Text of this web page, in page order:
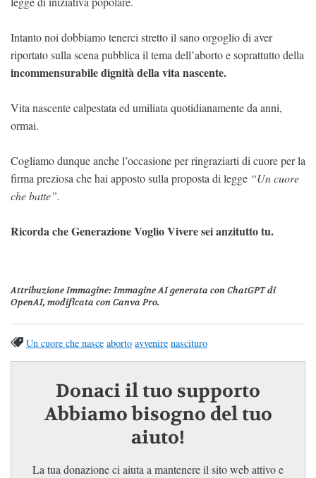
Intanto noi dobbiamo tenerci stretto il sano orgoglio di aver
riportato sulla scena pubblica il tema dell’aborto e soprattutto della
incommensurabile dignità della vita nascente.
Vita nascente calpestata ed umiliata quotidianamente da anni,
ormai.
Cogliamo dunque anche l’occasione per ringraziarti di cuore per la
firma preziosa che hai apposto sulla proposta di legge “Un cuore
che batte”.
Ricorda che Generazione Voglio Vivere sei anzitutto tu.
Attribuzione Immagine: Immagine AI generata con ChatGPT di
OpenAI, modificata con Canva Pro.
Un cuore che nasce aborto avvenire nascituro
Donaci il tuo supporto
Abbiamo bisogno del tuo
aiuto!
La tua donazione ci aiuta a mantenere il sito web attivo e